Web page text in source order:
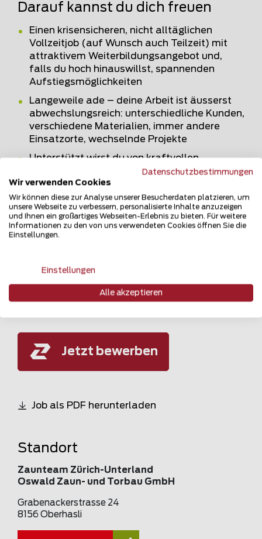
Darauf kannst du dich freuen
Einen krisensicheren, nicht alltäglichen
Vollzeitjob (auf Wunsch auch Teilzeit) mit
attraktivem Weiterbildungsangebot und,
falls du hoch hinauswillst, spannenden
Aufstiegsmöglichkeiten
Langeweile ade – deine Arbeit ist äusserst
abwechslungsreich: unterschiedliche Kunden,
verschiedene Materialien, immer andere
Einsatzorte, wechselnde Projekte
Unterstützt wirst du von kraftvollen
Maschinen und modernen Werkzeugen – und
deinem aufgestellten, coolen Team natürlich
Legendäre Teamevents
Du spürst, das passt mit uns? Dann freuen wir
Also natürlich nur, wenn du welche hast.
Jetzt bewerben
Job als PDF herunterladen
Standort
Zaunteam Zürich-Unterland
Oswald Zaun- und Torbau GmbH
Grabenackerstrasse 24
8156 Oberhasli
Datenschutzbestimmungen
Wir verwenden Cookies
Wir können diese zur Analyse unserer Besucherdaten platzieren, um
unsere Webseite zu verbessern, personalisierte Inhalte anzuzeigen
und Ihnen ein großartiges Webseiten-Erlebnis zu bieten. Für weitere
Informationen zu den von uns verwendeten Cookies öffnen Sie die
Einstellungen.
Einstellungen
Alle akzeptieren